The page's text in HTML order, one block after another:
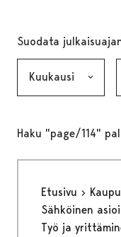
Suodata
Haku "page/114"
Etusivu
Sähköinen
Työ ja